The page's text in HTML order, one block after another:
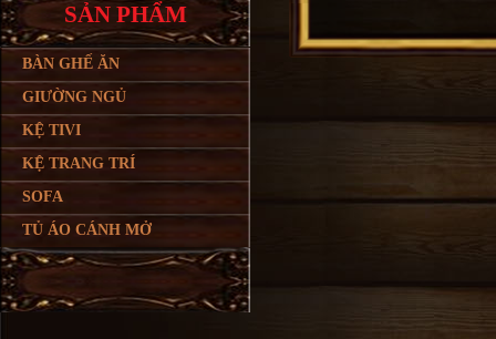
SẢN PHẨM
BÀN GHẾ ĂN
GIƯỜNG NGỦ
KỆ TIVI
KỆ TRANG TRÍ
SOFA
TỦ ÁO CÁNH MỞ